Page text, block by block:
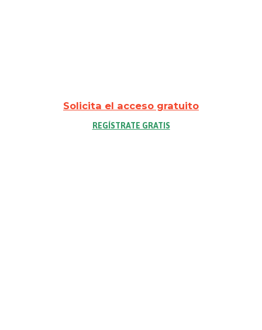
Solicita el acceso gratuito
REGÍSTRATE GRATIS